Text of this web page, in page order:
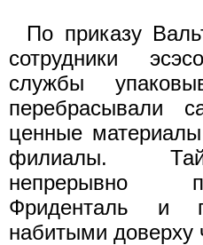
По приказу
сотрудники
службы
перебрасывали
ценные
филиалы.
непрерывно
Фриденталь и
набитыми доверху